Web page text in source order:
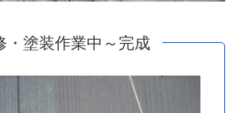
・塗装作業中～完成